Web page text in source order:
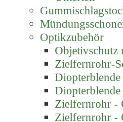
Optikzubehör
Zielfernrohr-
Diopterblende
Zielfernrohr -
Zielfernrohr -